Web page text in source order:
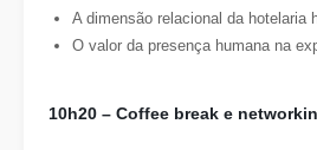
A dimensão relacional da hotelaria
O valor da presença humana na
10h20 – Coffee break e